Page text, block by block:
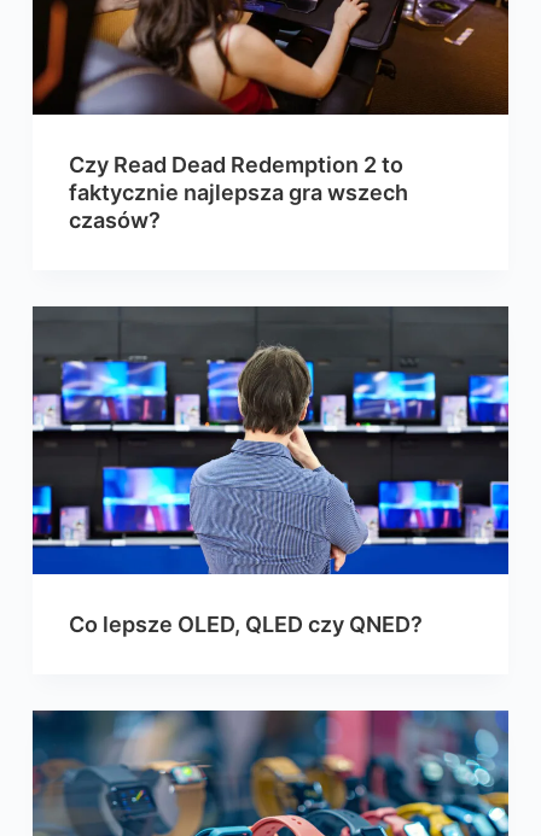
Czy Read Dead Redemption 2 to
faktycznie najlepsza gra wszech
czasów?
Co lepsze OLED, QLED czy QNED?